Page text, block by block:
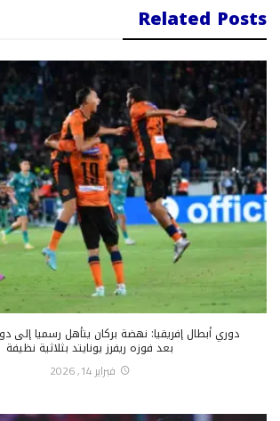
Related Posts
دوري أبطال إفريقيا: نهضة بركان يتأهل رسميا إلى
بعد فوزه ريفرز يونايتد بثلاثية نظيفة
فبراير 14, 2026